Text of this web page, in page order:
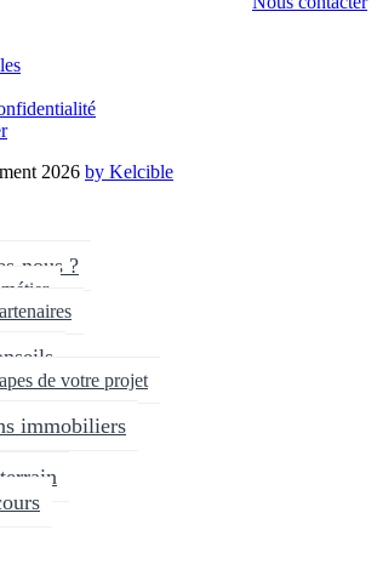
2026 by Kelcible
nous ?
de votre projet
immobiliers